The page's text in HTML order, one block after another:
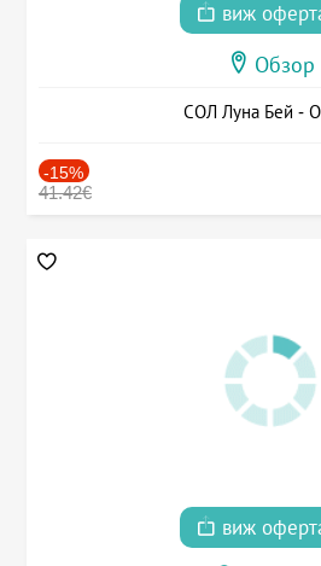
виж
Обзор
СОЛ Луна Бей -
-15%
41.42€
виж